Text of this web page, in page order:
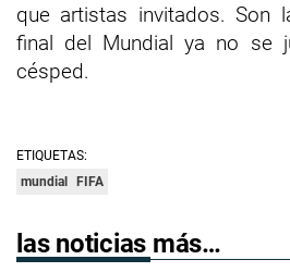
que artistas invitados. Son
final del Mundial ya no se
césped.
ETIQUETAS:
mundial FIFA
las noticias más…